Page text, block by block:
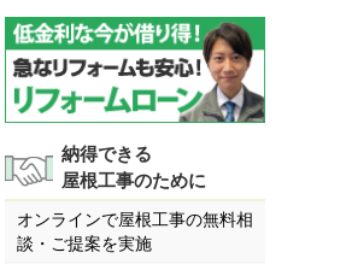
納得できる
屋根工事のために
オンラインで屋根工事の無料相
談・ご提案を実施